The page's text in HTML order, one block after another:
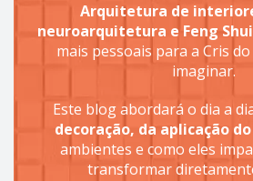
Arquitetura de
neuroarquitetura e Feng Shui
mais pessoais para a Cris
imaginar.
Este blog abordará o dia a
decoração, da aplicação do
ambientes e como eles
transformar